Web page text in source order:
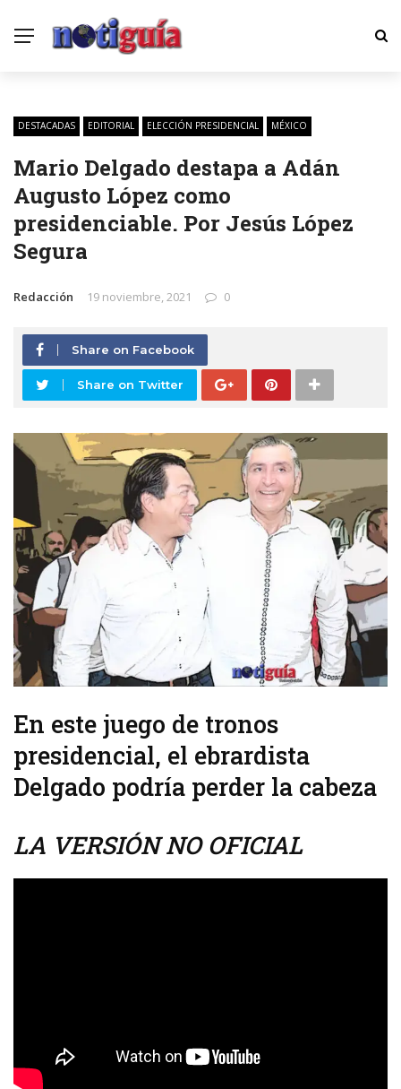
DESTACADAS EDITORIAL ELECCIÓN PRESIDENCIAL MÉXICO
Mario Delgado destapa a Adán
Augusto López como
presidenciable. Por Jesús López
Segura
Redacción 19 noviembre, 2021 0
Share on Facebook
Share on Twitter
En este juego de tronos
presidencial, el ebrardista
Delgado podría perder la cabeza
LA VERSIÓN NO OFICIAL